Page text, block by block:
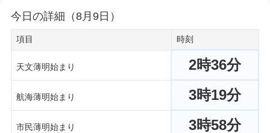
今日の詳細（8月9日）
項目 時刻
天文薄明始まり 2時36分
航海薄明始まり 3時19分
市民薄明始まり 3時58分